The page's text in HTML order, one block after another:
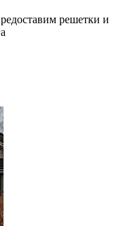
решетки и